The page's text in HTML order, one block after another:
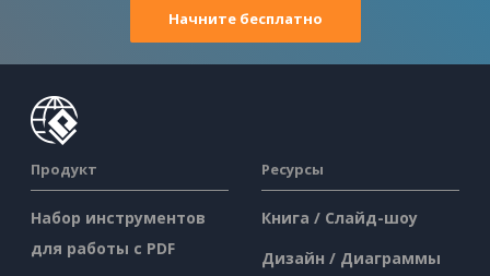
Начните бесплатно
Продукт
Набор инструментов
для работы с PDF
Ресурсы
Книга / Слайд-шоу
Дизайн / Диаграммы